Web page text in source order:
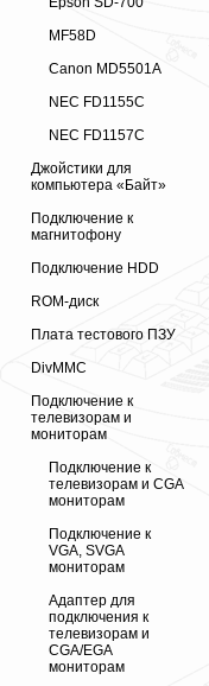
MF58D
Canon MD5501A
NEC FD1155C
NEC FD1157C
Джойстики для
компьютера «Байт»
Подключение к
магнитофону
Подключение HDD
ROM-диск
Плата тестового ПЗУ
DivMMC
Подключение к
телевизорам и
мониторам
Подключение к
телевизорам и CGA
мониторам
Подключение к
VGA, SVGA
мониторам
Адаптер для
подключения к
телевизорам и
CGA/EGA
мониторам